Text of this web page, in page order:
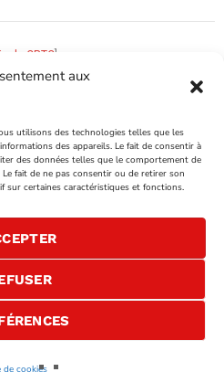
aux
utilisons des technologies telles que les
des appareils. Le fait de consentir à
des données telles que le comportement de
fait de ne pas consentir ou de retirer son
sur certaines caractéristiques et fonctions.
de cookies
du CRTC]